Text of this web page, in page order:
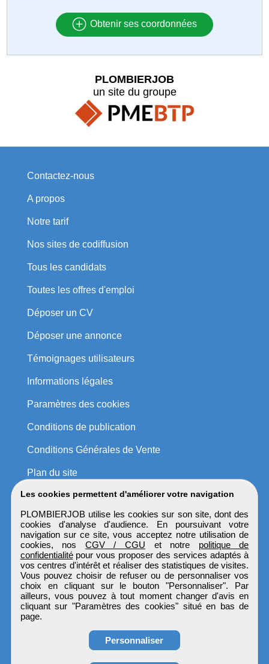
Obtenir ses coordonnées
Les cookies permettent d'améliorer votre navigation
PLOMBIERJOB utilise les cookies sur son site, dont des
cookies d'analyse d'audience. En poursuivant votre
navigation sur ce site, vous acceptez notre utilisation de
cookies, nos CGV / CGU et notre politique de
confidentialitépour vous proposer des services adaptés à
vos centres d'intérêt et réaliser des statistiques de visites.
Vous pouvez choisir de refuser ou de personnaliser vos
choix en cliquant sur le bouton "Personnaliser". Par
ailleurs, vous pouvez à tout moment changer d'avis en
cliquant sur "Paramètres des cookies" situé en bas de
page.
Personnaliser
PLOMBIERJOB
un site du groupe
Contactez-nous
A propos
Notre tarif
Nos sites de codiffusion
Tous les candidats
Toutes les offres d'emploi
Déposer un CV
Déposer une annonce
Témoignages utilisateurs
Informations légales
Paramètres des cookies
Conditions de publication
Conditions Générales de Vente
Plan du site